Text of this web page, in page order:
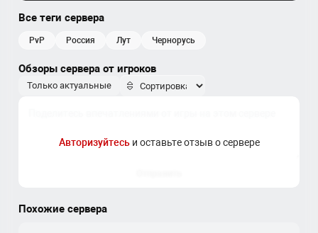
Все теги сервера
PvP россия лут чернорусь
Обзоры сервера от игроков
Только актуальные
Авторизуйтесьи оставьте отзыв о сервере
Похожие сервера